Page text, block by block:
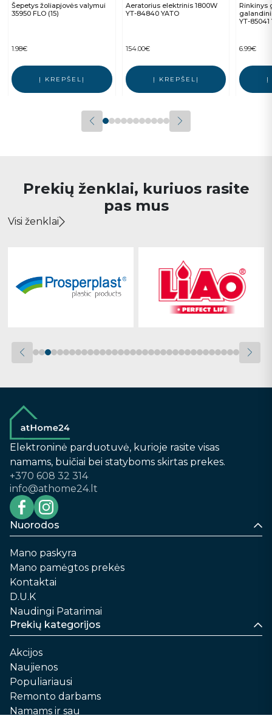
Šepetys žoliapjovės valymui
35950 FLO (15)
1.98€
Į KREPŠELĮ
Aeratorius elektrinis 1800W
YT-84840 YATO
154.00€
Į KREPŠELĮ
Rinkinys
YT-85041
6.99€
Į
Prekių ženklai, kuriuos rasite
pas mus
Visi ženklai
Elektroninė parduotuvė, kurioje rasite visas
namams, buičiai bei statyboms skirtas prekes.
+370 608 32 314
info@athome24.lt
Nuorodos
Mano paskyra
Mano pamėgtos prekės
Kontaktai
D.U.K
Naudingi Patarimai
Prekių kategorijos
Akcijos
Naujienos
Populiariausi
Remonto darbams
Namams ir sau